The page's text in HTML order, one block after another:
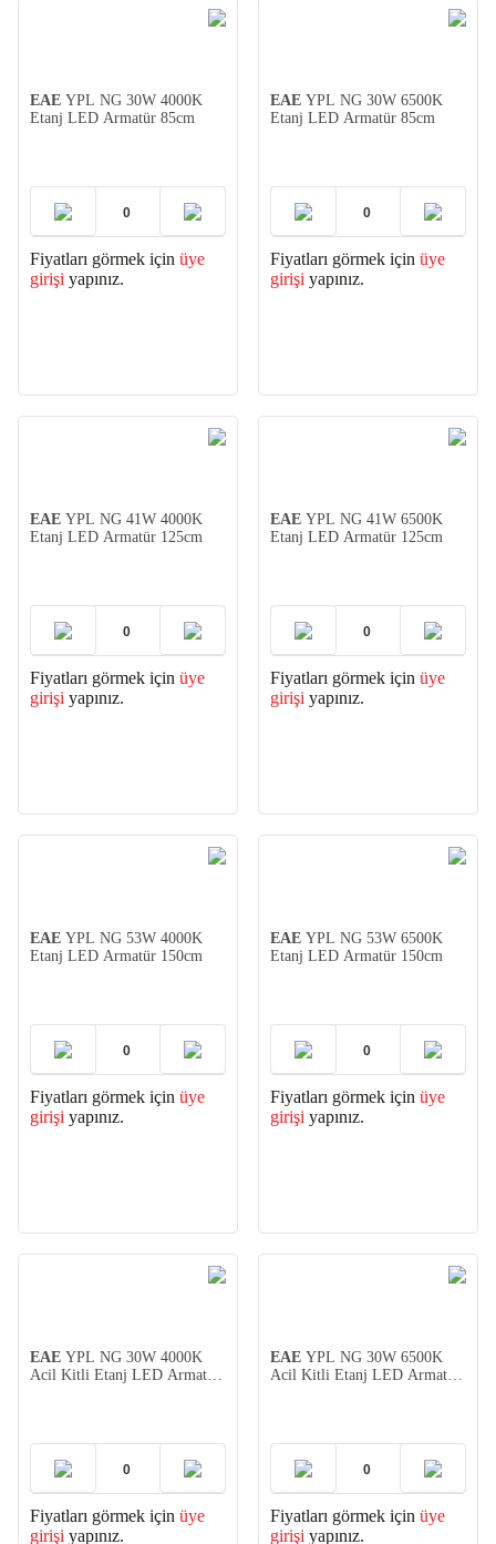
EAE YPL NG 30W 4000K
Etanj LED Armatür 85cm
Fiyatları görmek için üye
girişi yapınız.
EAE YPL NG 30W 6500K
Etanj LED Armatür 85cm
Fiyatları görmek için üye
girişi yapınız.
EAE YPL NG 41W 4000K
Etanj LED Armatür 125cm
Fiyatları görmek için üye
girişi yapınız.
EAE YPL NG 41W 6500K
Etanj LED Armatür 125cm
Fiyatları görmek için üye
girişi yapınız.
EAE YPL NG 53W 4000K
Etanj LED Armatür 150cm
Fiyatları görmek için üye
girişi yapınız.
EAE YPL NG 53W 6500K
Etanj LED Armatür 150cm
Fiyatları görmek için üye
girişi yapınız.
EAE YPL NG 30W 4000K
Acil Kitli Etanj LED Armatür
Fiyatları görmek için üye
girişi yapınız.
EAE YPL NG 30W 6500K
Acil Kitli Etanj LED Armatür
Fiyatları görmek için üye
girişi yapınız.